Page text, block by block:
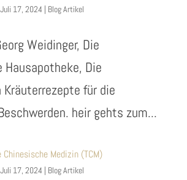
Juli 17, 2024 | Blog Artikel
Weidinger, Die
Hausapotheke, Die
für die
heir gehts zum...
Medizin (TCM)
Juli 17, 2024 | Blog Artikel